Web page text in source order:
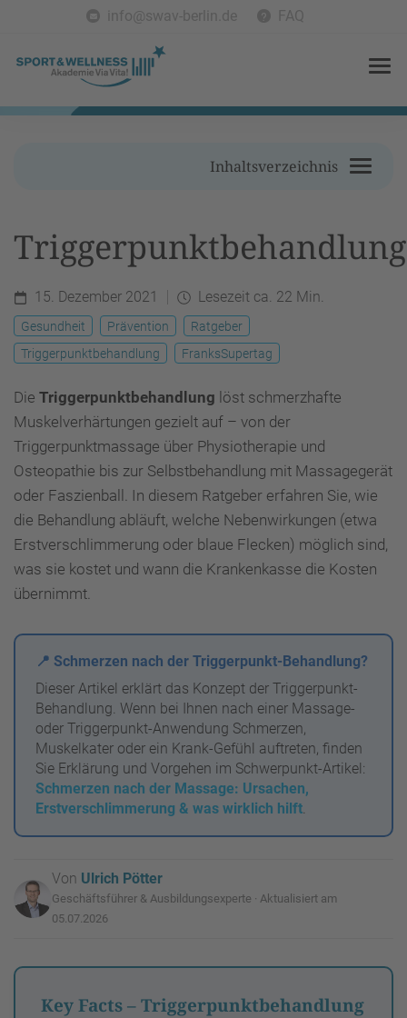
info@swav-berlin.de FAQ
Inhaltsverzeichnis
Triggerpunktbehandlung
15. Dezember 2021 Lesezeit ca. 22 Min.
Gesundheit Prävention
Ratgeber
Triggerpunktbehandlung
FranksSupertag
Die Triggerpunktbehandlung löst schmerzhafte
Muskelverhärtungen gezielt auf – von der
Triggerpunktmassage über Physiotherapie und
Osteopathie bis zur Selbstbehandlung mit Massagegerät
oder Faszienball. In diesem Ratgeber erfahren Sie, wie
die Behandlung abläuft, welche Nebenwirkungen (etwa
Erstverschlimmerung oder blaue Flecken) möglich sind,
was sie kostet und wann die Krankenkasse die Kosten
übernimmt.
📍 Schmerzen nach der Triggerpunkt-Behandlung?
Dieser Artikel erklärt das Konzept der Triggerpunkt-
Behandlung. Wenn bei Ihnen nach einer Massage-
oder Triggerpunkt-Anwendung Schmerzen,
Muskelkater oder ein Krank-Gefühl auftreten, finden
Sie Erklärung und Vorgehen im Schwerpunkt-Artikel:
Schmerzen nach der Massage: Ursachen,
Erstverschlimmerung & was wirklich hilft
Von Ulrich Pötter
Geschäftsführer & Ausbildungsexperte · Aktualisiert am
05.07.2026
Key Facts – Triggerpunktbehandlung